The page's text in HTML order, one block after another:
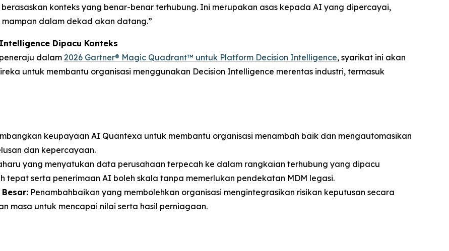
konteks yang benar-benar terhubung. Ini merupakan asas kepada AI yang dipercayai,
dalam dekad akan datang.”
Dipacu Konteks
dalam 2026 Gartner® Magic Quadrant™ untuk Platform Decision Intelligence, syarikat ini akan
untuk membantu organisasi menggunakan Decision Intelligence merentas industri, termasuk
keupayaan AI Quantexa untuk membantu organisasi menambah baik dan mengautomasikan
dan kepercayaan.
yang menyatukan data perusahaan terpecah ke dalam rangkaian terhubung yang dipacu
tepat serta penerimaan AI boleh skala tanpa memerlukan pendekatan MDM legasi.
Penambahbaikan yang membolehkan organisasi mengintegrasikan risikan keputusan secara
masa untuk mencapai nilai serta hasil perniagaan.